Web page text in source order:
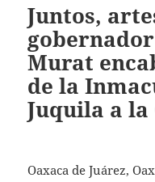
Juntos,
Murat
de la
Juquila a
Oaxaca de Juárez,